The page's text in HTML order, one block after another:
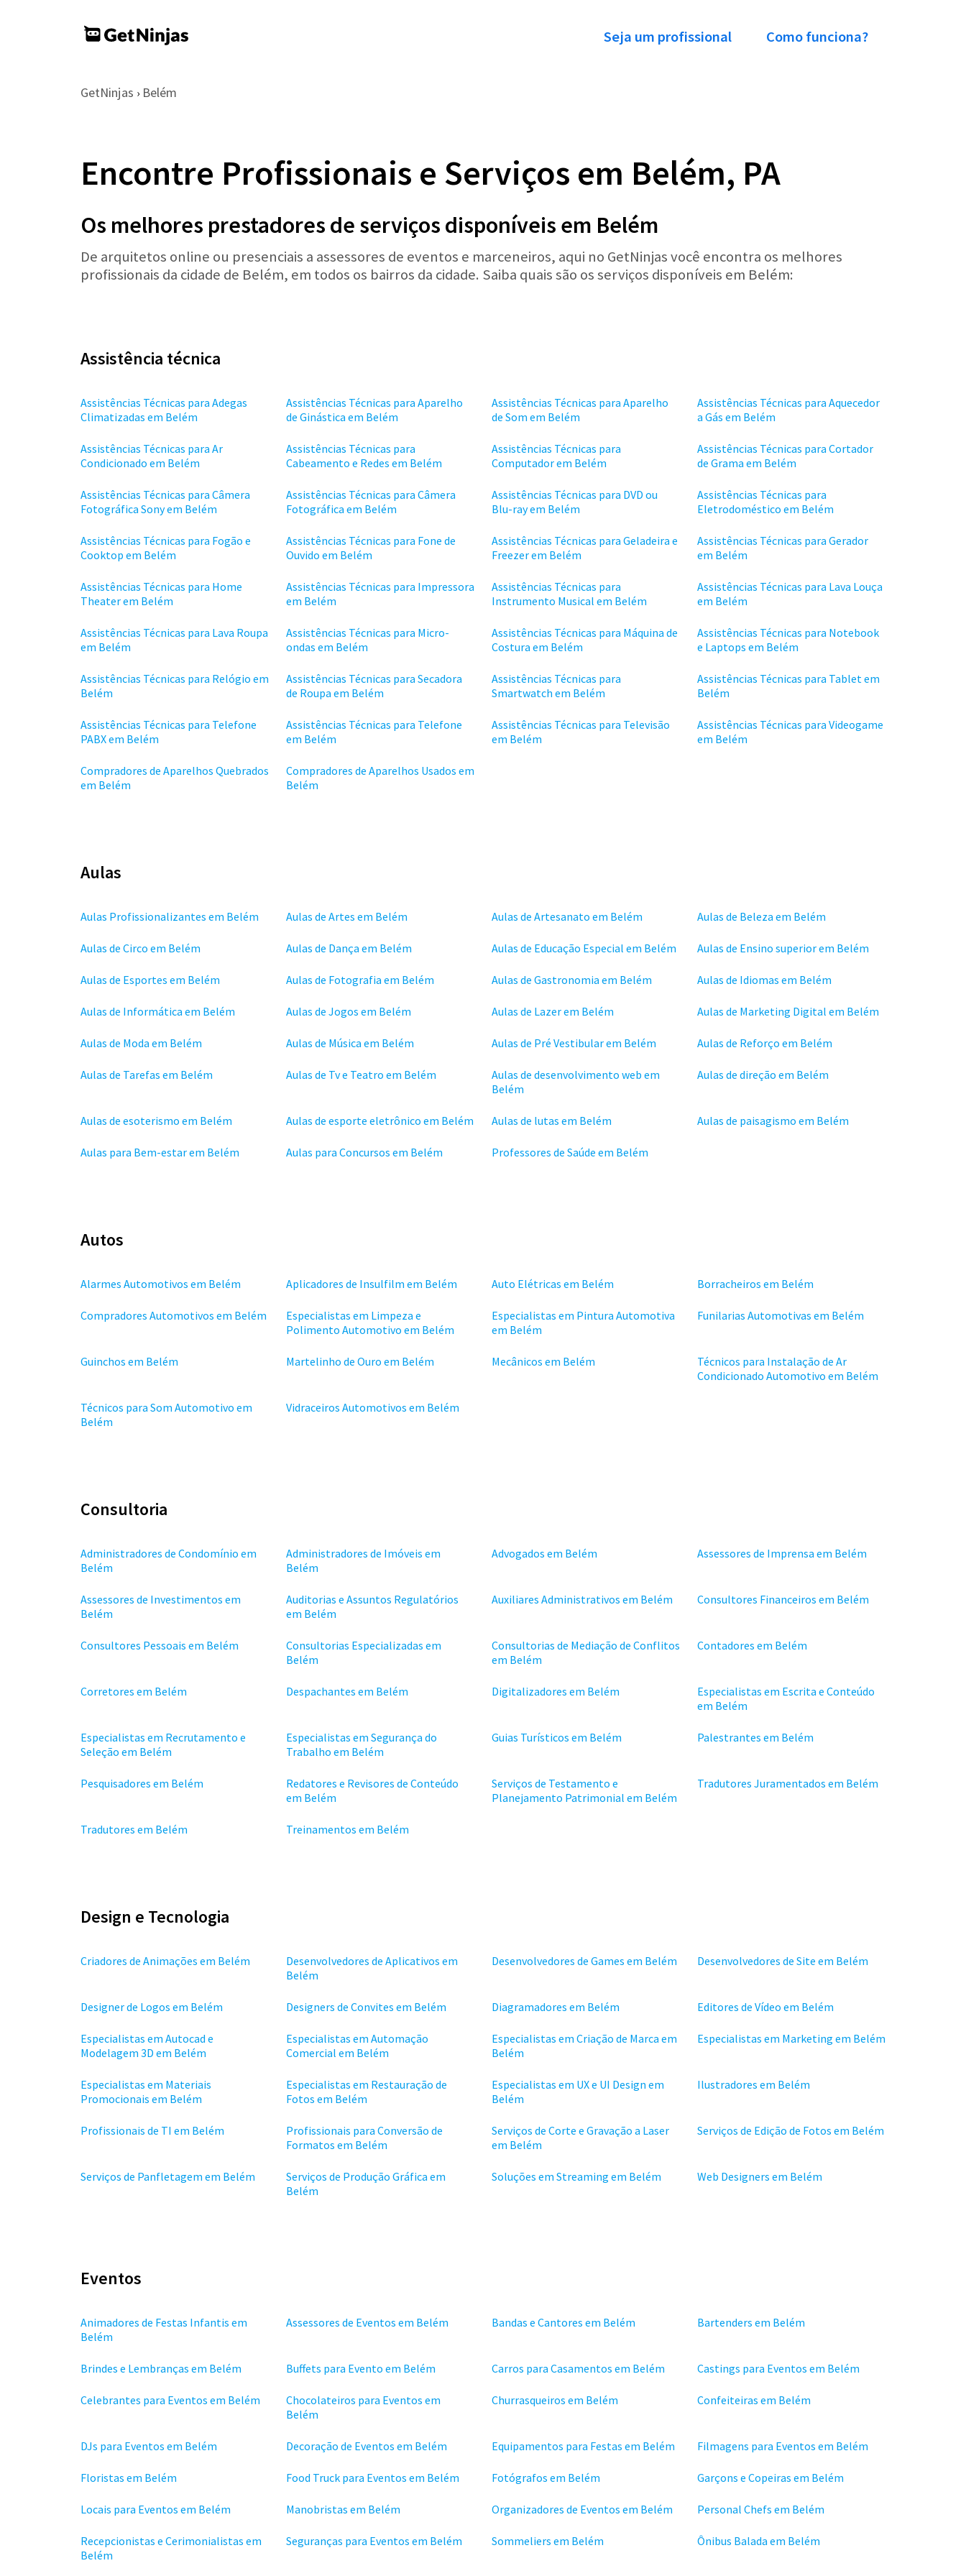
Seja um profissional Como funciona?
GetNinjas › Belém
Encontre Profissionais e Serviços em Belém, PA
Os melhores prestadores de serviços disponíveis em Belém
De arquitetos online ou presenciais a assessores de eventos e marceneiros, aqui no GetNinjas você encontra os melhores
profissionais da cidade de Belém, em todos os bairros da cidade. Saiba quais são os serviços disponíveis em Belém:
Assistência técnica
Assistências Técnicas para Adegas
Climatizadas em Belém
Assistências Técnicas para Aparelho
de Ginástica em Belém
Assistências Técnicas para Aparelho
de Som em Belém
Assistências Técnicas para Aquecedor
a Gás em Belém
Assistências Técnicas para Ar
Condicionado em Belém
Assistências Técnicas para
Cabeamento e Redes em Belém
Assistências Técnicas para
Computador em Belém
Assistências Técnicas para Cortador
de Grama em Belém
Assistências Técnicas para Câmera
Fotográfica Sony em Belém
Assistências Técnicas para Câmera
Fotográfica em Belém
Assistências Técnicas para DVD ou
Blu-ray em Belém
Assistências Técnicas para
Eletrodoméstico em Belém
Assistências Técnicas para Fogão e
Cooktop em Belém
Assistências Técnicas para Fone de
Ouvido em Belém
Assistências Técnicas para Geladeira e
Freezer em Belém
Assistências Técnicas para Gerador
em Belém
Assistências Técnicas para Home
Theater em Belém
Assistências Técnicas para Impressora
em Belém
Assistências Técnicas para
Instrumento Musical em Belém
Assistências Técnicas para Lava Louça
em Belém
Assistências Técnicas para Lava Roupa
em Belém
Assistências Técnicas para Micro-
ondas em Belém
Assistências Técnicas para Máquina de
Costura em Belém
Assistências Técnicas para Notebook
e Laptops em Belém
Assistências Técnicas para Relógio em
Belém
Assistências Técnicas para Secadora
de Roupa em Belém
Assistências Técnicas para
Smartwatch em Belém
Assistências Técnicas para Tablet em
Belém
Assistências Técnicas para Telefone
PABX em Belém
Assistências Técnicas para Telefone
em Belém
Assistências Técnicas para Televisão
em Belém
Assistências Técnicas para Videogame
em Belém
Compradores de Aparelhos Quebrados
em Belém
Compradores de Aparelhos Usados em
Belém
Aulas
Aulas Profissionalizantes em Belém Aulas de Artes em Belém Aulas de Artesanato em Belém Aulas de Beleza em Belém
Aulas de Circo em Belém Aulas de Dança em Belém Aulas de Educação Especial em Belém Aulas de Ensino superior em Belém
Aulas de Esportes em Belém Aulas de Fotografia em Belém Aulas de Gastronomia em Belém Aulas de Idiomas em Belém
Aulas de Informática em Belém Aulas de Jogos em Belém Aulas de Lazer em Belém Aulas de Marketing Digital em Belém
Aulas de Moda em Belém Aulas de Música em Belém Aulas de Pré Vestibular em Belém Aulas de Reforço em Belém
Aulas de Tarefas em Belém Aulas de Tv e Teatro em Belém
Aulas de desenvolvimento web em
Belém
Aulas de direção em Belém
Aulas de esoterismo em Belém Aulas de esporte eletrônico em Belém Aulas de lutas em Belém Aulas de paisagismo em Belém
Aulas para Bem-estar em Belém Aulas para Concursos em Belém Professores de Saúde em Belém
Autos
Alarmes Automotivos em Belém Aplicadores de Insulfilm em Belém Auto Elétricas em Belém Borracheiros em Belém
Compradores Automotivos em Belém
Especialistas em Limpeza e
Polimento Automotivo em Belém
Especialistas em Pintura Automotiva
em Belém
Funilarias Automotivas em Belém
Guinchos em Belém Martelinho de Ouro em Belém Mecânicos em Belém
Técnicos para Instalação de Ar
Condicionado Automotivo em Belém
Técnicos para Som Automotivo em
Belém
Vidraceiros Automotivos em Belém
Consultoria
Administradores de Condomínio em
Belém
Administradores de Imóveis em
Belém
Advogados em Belém Assessores de Imprensa em Belém
Assessores de Investimentos em
Belém
Auditorias e Assuntos Regulatórios
em Belém
Auxiliares Administrativos em Belém Consultores Financeiros em Belém
Consultores Pessoais em Belém
Consultorias Especializadas em
Belém
Consultorias de Mediação de Conflitos
em Belém
Contadores em Belém
Corretores em Belém Despachantes em Belém Digitalizadores em Belém
Especialistas em Escrita e Conteúdo
em Belém
Especialistas em Recrutamento e
Seleção em Belém
Especialistas em Segurança do
Trabalho em Belém
Guias Turísticos em Belém Palestrantes em Belém
Pesquisadores em Belém
Redatores e Revisores de Conteúdo
em Belém
Serviços de Testamento e
Planejamento Patrimonial em Belém
Tradutores Juramentados em Belém
Tradutores em Belém Treinamentos em Belém
Design e Tecnologia
Criadores de Animações em Belém
Desenvolvedores de Aplicativos em
Belém
Desenvolvedores de Games em Belém Desenvolvedores de Site em Belém
Designer de Logos em Belém Designers de Convites em Belém Diagramadores em Belém Editores de Vídeo em Belém
Especialistas em Autocad e
Modelagem 3D em Belém
Especialistas em Automação
Comercial em Belém
Especialistas em Criação de Marca em
Belém
Especialistas em Marketing em Belém
Especialistas em Materiais
Promocionais em Belém
Especialistas em Restauração de
Fotos em Belém
Especialistas em UX e UI Design em
Belém
Ilustradores em Belém
Profissionais de TI em Belém
Profissionais para Conversão de
Formatos em Belém
Serviços de Corte e Gravação a Laser
em Belém
Serviços de Edição de Fotos em Belém
Serviços de Panfletagem em Belém
Serviços de Produção Gráfica em
Belém
Soluções em Streaming em Belém Web Designers em Belém
Eventos
Animadores de Festas Infantis em
Belém
Assessores de Eventos em Belém Bandas e Cantores em Belém Bartenders em Belém
Brindes e Lembranças em Belém Buffets para Evento em Belém Carros para Casamentos em Belém Castings para Eventos em Belém
Celebrantes para Eventos em Belém
Chocolateiros para Eventos em
Belém
Churrasqueiros em Belém Confeiteiras em Belém
DJs para Eventos em Belém Decoração de Eventos em Belém Equipamentos para Festas em Belém Filmagens para Eventos em Belém
Floristas em Belém Food Truck para Eventos em Belém Fotógrafos em Belém Garçons e Copeiras em Belém
Locais para Eventos em Belém Manobristas em Belém Organizadores de Eventos em Belém Personal Chefs em Belém
Recepcionistas e Cerimonialistas em
Belém
Seguranças para Eventos em Belém Sommeliers em Belém Ônibus Balada em Belém